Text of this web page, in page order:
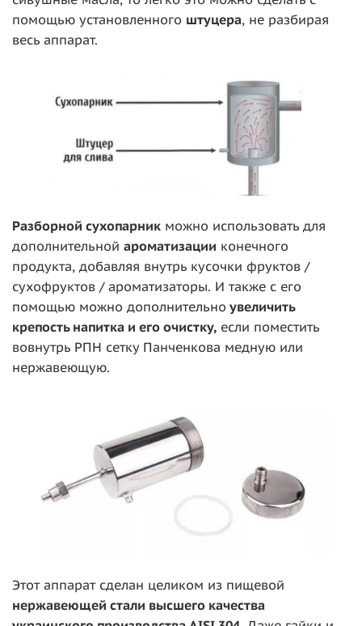
помощью установленного штуцера, не разбирая
весь аппарат.
Разборной сухопарник можно использовать для
дополнительной ароматизации конечного
продукта, добавляя внутрь кусочки фруктов /
сухофруктов / ароматизаторы. И также с его
помощью можно дополнительно увеличить
крепость напитка и его очистку, если поместить
вовнутрь РПН сетку Панченкова медную или
нержавеющую.
Этот аппарат сделан целиком из пищевой
нержавеющей стали высшего качества